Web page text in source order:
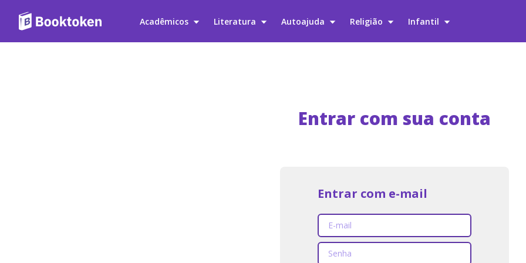
Acadêmicos Literatura Autoajuda Religião Infantil
Entrar com sua conta
Entrar com e-mail